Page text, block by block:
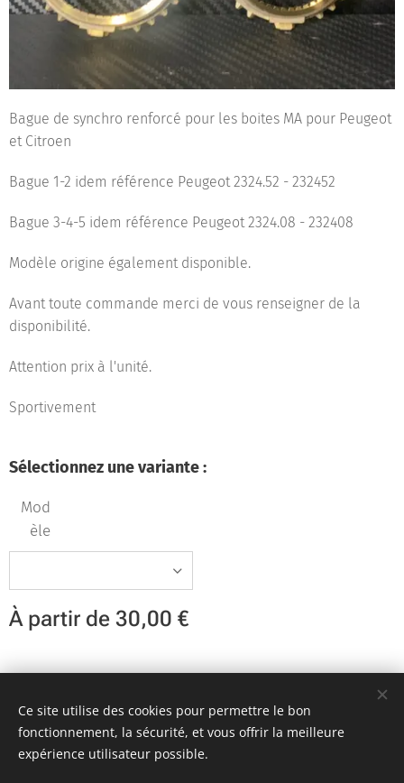
Bague de synchro renforcé pour les boites MA pour Peugeot
et Citroen
Bague 1-2 idem référence Peugeot 2324.52 - 232452
Bague 3-4-5 idem référence Peugeot 2324.08 - 232408
Modèle origine également disponible.
Avant toute commande merci de vous renseigner de la
disponibilité.
Attention prix à l'unité.
Sportivement
Sélectionnez une variante :
Mod
èle
À partir de 30,00 €
Team KR Autosport - Création originale 2D Unlimited © 2018
Toutes images non libres de droits
Cookies
Ce site utilise des cookies pour permettre le bon
fonctionnement, la sécurité, et vous offrir la meilleure
expérience utilisateur possible.